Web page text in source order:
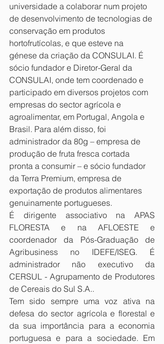
universidade a colaborar num projeto
de desenvolvimento de tecnologias de
conservação em produtos
hortofrutícolas, e que esteve na
génese da criação da CONSULAI. É
sócio fundador e Diretor-Geral da
CONSULAI, onde tem coordenado e
participado em diversos projetos com
empresas do sector agrícola e
agroalimentar, em Portugal, Angola e
Brasil. Para além disso, foi
administrador da 80g – empresa de
produção de fruta fresca cortada
pronta a consumir – e sócio fundador
da Terra Premium, empresa de
exportação de produtos alimentares
genuinamente portugueses.
É dirigente associativo na APAS
FLORESTA e na AFLOESTE e
coordenador da Pós-Graduação de
Agribusiness no IDEFE/ISEG. É
administrador não executivo da
CERSUL - Agrupamento de Produtores
de Cereais do Sul S.A..
Tem sido sempre uma voz ativa na
defesa do sector agrícola e florestal e
da sua importância para a economia
portuguesa e para a sociedade. Em